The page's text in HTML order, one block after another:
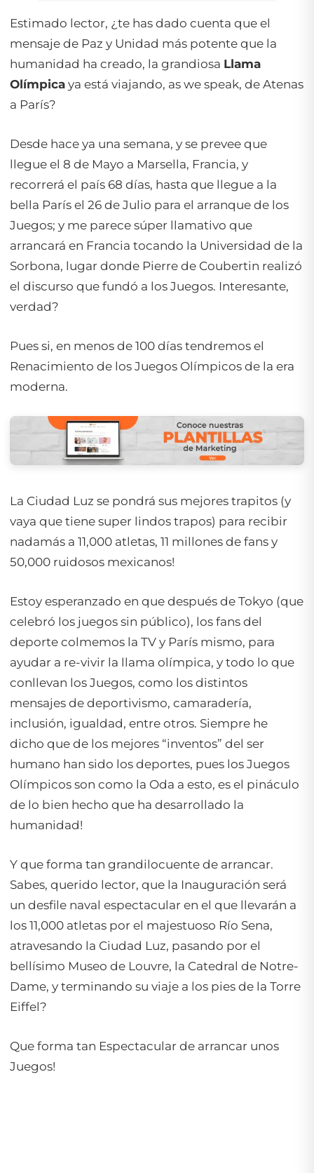
Estimado lector, ¿te has dado cuenta que el
mensaje de Paz y Unidad más potente que la
humanidad ha creado, la grandiosa Llama
Olímpica ya está viajando, as we speak, de Atenas
a París?
Desde hace ya una semana, y se prevee que
llegue el 8 de Mayo a Marsella, Francia, y
recorrerá el país 68 días, hasta que llegue a la
bella París el 26 de Julio para el arranque de los
Juegos; y me parece súper llamativo que
arrancará en Francia tocando la Universidad de la
Sorbona, lugar donde Pierre de Coubertin realizó
el discurso que fundó a los Juegos. Interesante,
verdad?
Pues si, en menos de 100 días tendremos el
Renacimiento de los Juegos Olímpicos de la era
moderna.
La Ciudad Luz se pondrá sus mejores trapitos (y
vaya que tiene super lindos trapos) para recibir
nadamás a 11,000 atletas, 11 millones de fans y
50,000 ruidosos mexicanos!
Estoy esperanzado en que después de Tokyo (que
celebró los juegos sin público), los fans del
deporte colmemos la TV y París mismo, para
ayudar a re-vivir la llama olímpica, y todo lo que
conllevan los Juegos, como los distintos
mensajes de deportivismo, camaradería,
inclusión, igualdad, entre otros. Siempre he
dicho que de los mejores “inventos” del ser
humano han sido los deportes, pues los Juegos
Olímpicos son como la Oda a esto, es el pináculo
de lo bien hecho que ha desarrollado la
humanidad!
Y que forma tan grandilocuente de arrancar.
Sabes, querido lector, que la Inauguración será
un desfile naval espectacular en el que llevarán a
los 11,000 atletas por el majestuoso Río Sena,
atravesando la Ciudad Luz, pasando por el
bellísimo Museo de Louvre, la Catedral de Notre-
Dame, y terminando su viaje a los pies de la Torre
Eiffel?
Que forma tan Espectacular de arrancar unos
Juegos!